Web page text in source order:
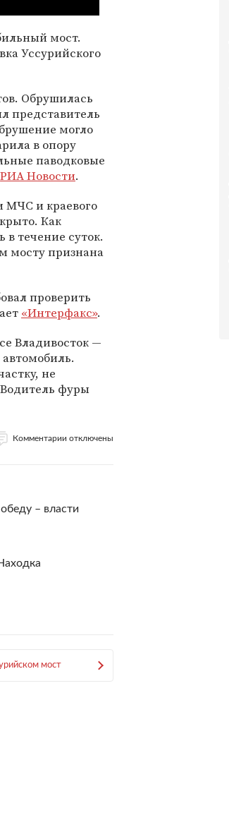
мост.
Уссурийского
Обрушилась
представитель
могло
в опору
паводковые
РИА Новости.
МЧС и краевого
Как
в течение суток.
мосту признана
проверить
«Интерфакс».
Владивосток —
не
фуры
Комментарии отключены
– власти
мост